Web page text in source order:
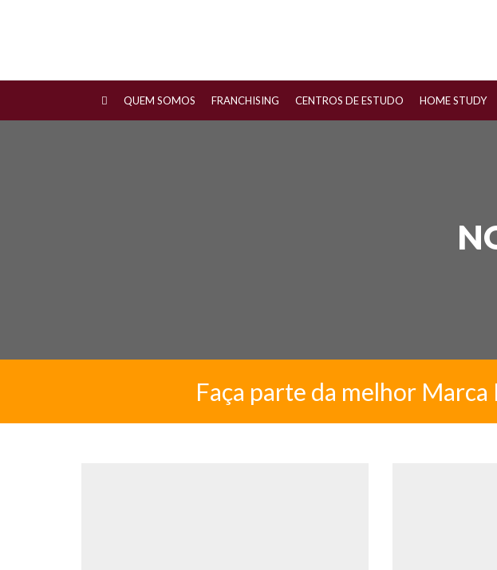
QUEM SOMOS FRANCHISING CENTROS DE ESTUDO HOME STUDY
Faça parte da melhor